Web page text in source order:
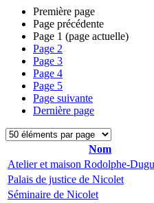
Première page
Page précédente
Page 1 (page actuelle)
Page 2
Page 3
Page 4
Page 5
Page suivante
Dernière page
Nom
Atelier et maison Rodolphe-
Palais de justice de Nicolet
Séminaire de Nicolet